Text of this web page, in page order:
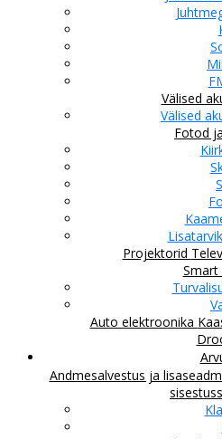
Välised
Välised
Fotod
Projektorid
Smart
Auto elektroonika
Andmesalvestus ja